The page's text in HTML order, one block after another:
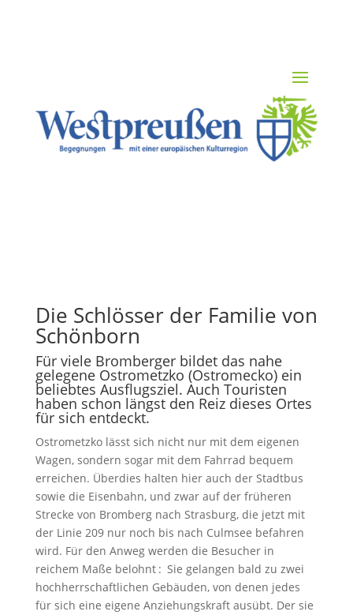
Die Schlösser der Familie von
Schönborn
Für viele Bromberger bildet das nahe
gelegene Ostrometzko (Ostromecko) ein
beliebtes Ausflugsziel. Auch Touristen
haben schon längst den Reiz dieses Ortes
für sich entdeckt.
Ostrometzko lässt sich nicht nur mit dem eigenen
Wagen, sondern sogar mit dem Fahrrad bequem
erreichen. Überdies halten hier auch der Stadtbus
sowie die Eisenbahn, und zwar auf der früheren
Strecke von Bromberg nach Strasburg, die jetzt mit
der Linie 209 nur noch bis nach Culmsee befahren
wird. Für den Anweg werden die Besucher in
reichem Maße belohnt : Sie gelangen bald zu zwei
hochherrschaftlichen Gebäuden, von denen jedes
für sich eine eigene Anziehungskraft ausübt. Der sie